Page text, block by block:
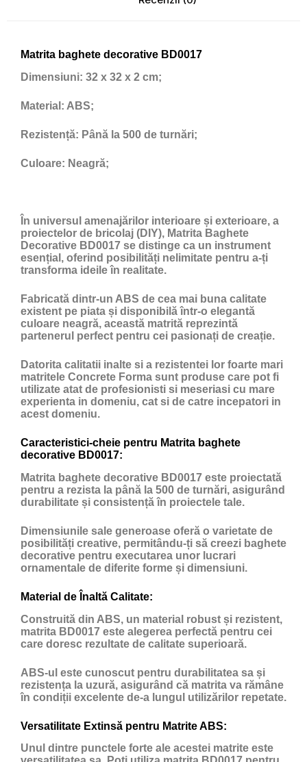
Matrita baghete decorative BD0017
Dimensiuni: 32 x 32 x 2 cm;
Material: ABS;
Rezistență: Până la 500 de turnări;
Culoare: Neagră;
În universul amenajărilor interioare și exterioare, a
proiectelor de bricolaj (DIY), Matrita Baghete
Decorative BD0017 se distinge ca un instrument
esențial, oferind posibilități nelimitate pentru a-ți
transforma ideile în realitate.
Fabricată dintr-un ABS de cea mai buna calitate
existent pe piata și disponibilă într-o elegantă
culoare neagră, această matrită reprezintă
partenerul perfect pentru cei pasionați de creație.
Datorita calitatii inalte si a rezistentei lor foarte mari
matritele Concrete Forma sunt produse care pot fi
utilizate atat de profesionisti si meseriasi cu mare
experienta in domeniu, cat si de catre incepatori in
acest domeniu.
Caracteristici-cheie pentru Matrita baghete
decorative BD0017:
Matrita baghete decorative BD0017 este proiectată
pentru a rezista la până la 500 de turnări, asigurând
durabilitate și consistență în proiectele tale.
Dimensiunile sale generoase oferă o varietate de
posibilități creative, permitându-ți să creezi baghete
decorative pentru executarea unor lucrari
ornamentale de diferite forme și dimensiuni.
Material de Înaltă Calitate:
Construită din ABS, un material robust și rezistent,
matrita BD0017 este alegerea perfectă pentru cei
care doresc rezultate de calitate superioară.
ABS-ul este cunoscut pentru durabilitatea sa și
rezistența la uzură, asigurând că matrita va rămâne
în condiții excelente de-a lungul utilizărilor repetate.
Versatilitate Extinsă pentru Matrite ABS:
Unul dintre punctele forte ale acestei matrite este